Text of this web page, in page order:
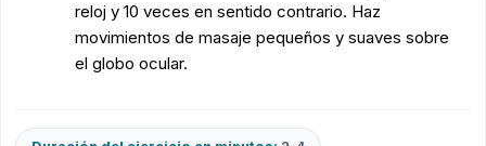
reloj y 10 veces en sentido contrario. Haz
movimientos de masaje pequeños y suaves sobre
el globo ocular.